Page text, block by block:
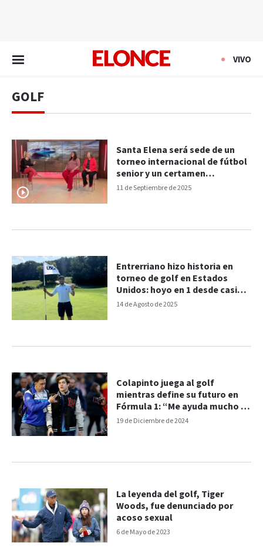
VIVO
GOLF
11 de Septiembre de 2025
Santa Elena será sede de un
torneo internacional de fútbol
senior y un certamen
federativo de golf
14 de Agosto de 2025
Entrerriano hizo historia en
torneo de golf en Estados
Unidos: hoyo en 1 desde casi
200 yardas
19 de Diciembre de 2024
Colapinto juega al golf
mientras define su futuro en
Fórmula 1: “Me ayuda mucho a
la cabeza”
6 de Mayo de 2023
La leyenda del golf, Tiger
Woods, fue denunciado por
acoso sexual